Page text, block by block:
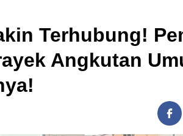
Terhubung!
Angkutan